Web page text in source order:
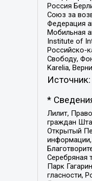
Россия
Союз за
Федерация
Мобильная
Institute of
Российско-
Свободу,
Karelia,
Источник:
*
Лилит,
граждан
Открытый
Серебряная
Парк
гласности,